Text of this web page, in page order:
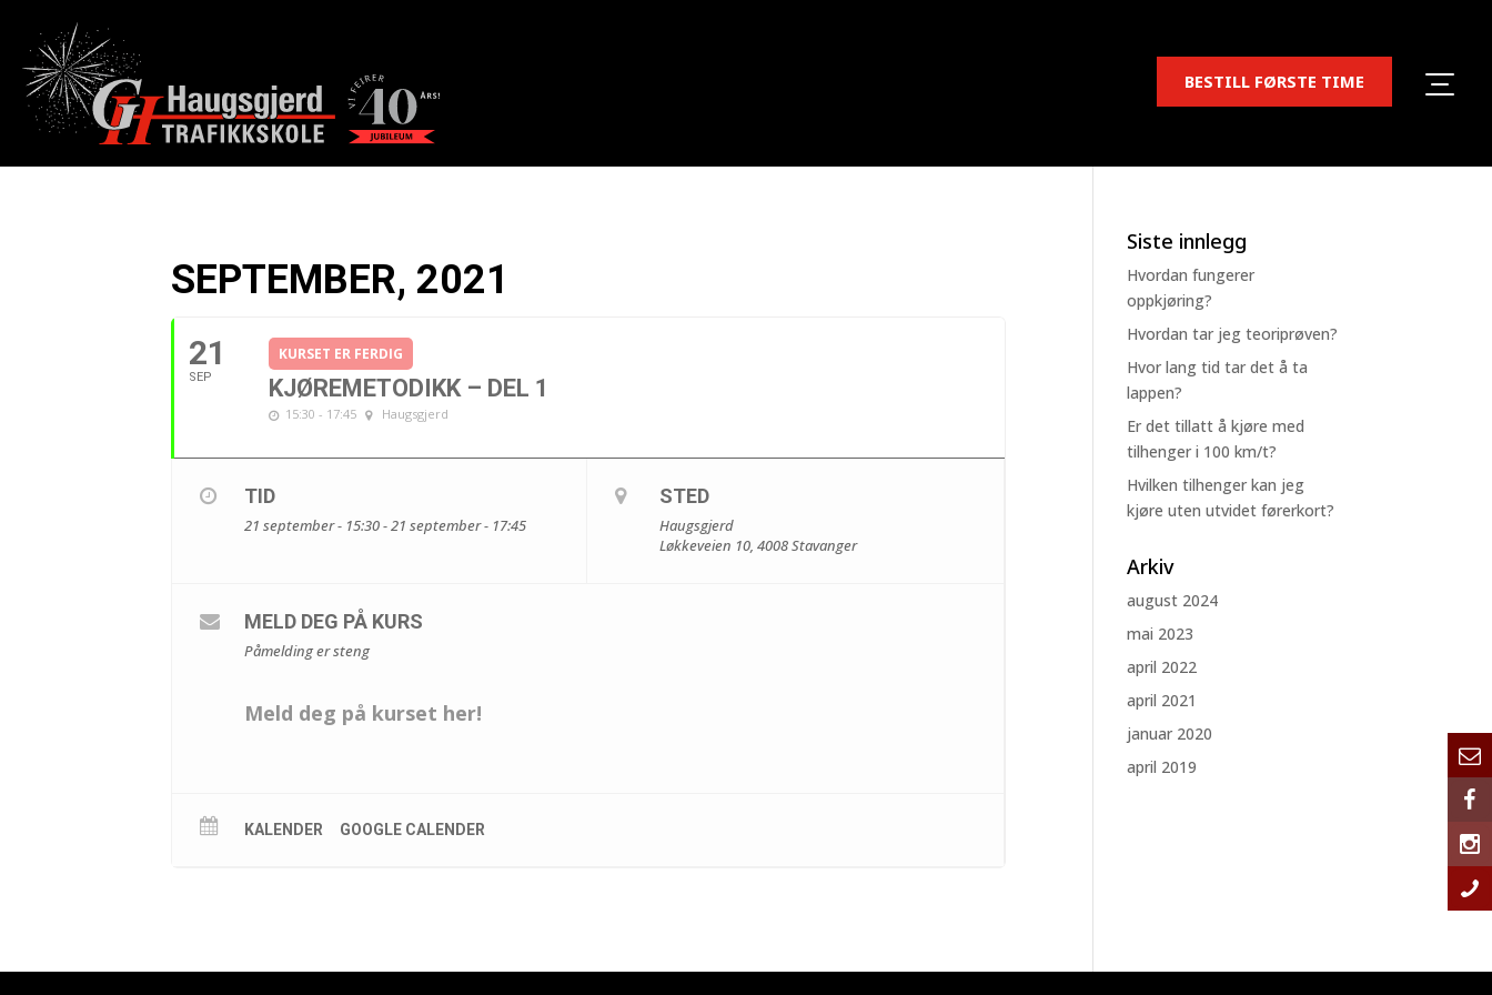
BESTILL FØRSTE TIME
SEPTEMBER, 2021
21
SEP
KURSET ER FERDIG
KJØREMETODIKK – DEL 1
15:30 - 17:45 Haugsgjerd
TID
21 september - 15:30 - 21 september - 17:45
STED
Haugsgjerd
Løkkeveien 10, 4008 Stavanger
MELD DEG PÅ KURS
Påmelding er steng
Meld deg på kurset her!
KALENDER GOOGLE CALENDER
Siste innlegg
Hvordan fungerer
oppkjøring?
Hvordan tar jeg teoriprøven?
Hvor lang tid tar det å ta
lappen?
Er det tillatt å kjøre med
tilhenger i 100 km/t?
Hvilken tilhenger kan jeg
kjøre uten utvidet førerkort?
Arkiv
august 2024
mai 2023
april 2022
april 2021
januar 2020
april 2019